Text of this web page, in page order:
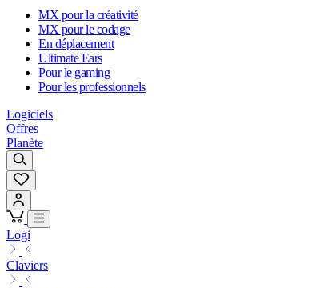
MX pour la créativité
MX pour le codage
En déplacement
Ultimate Ears
Pour le gaming
Pour les professionnels
Logiciels
Offres
Planète
Logi
Claviers